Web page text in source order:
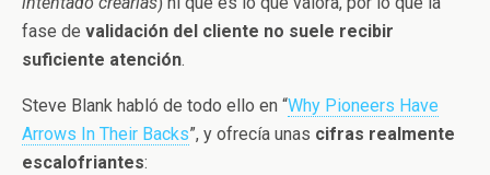
fase de validación del cliente no suele recibir
suficiente atención.
Steve Blank habló de todo ello en “Why Pioneers Have
Arrows In Their Backs”, y ofrecía unas cifras realmente
escalofriantes: